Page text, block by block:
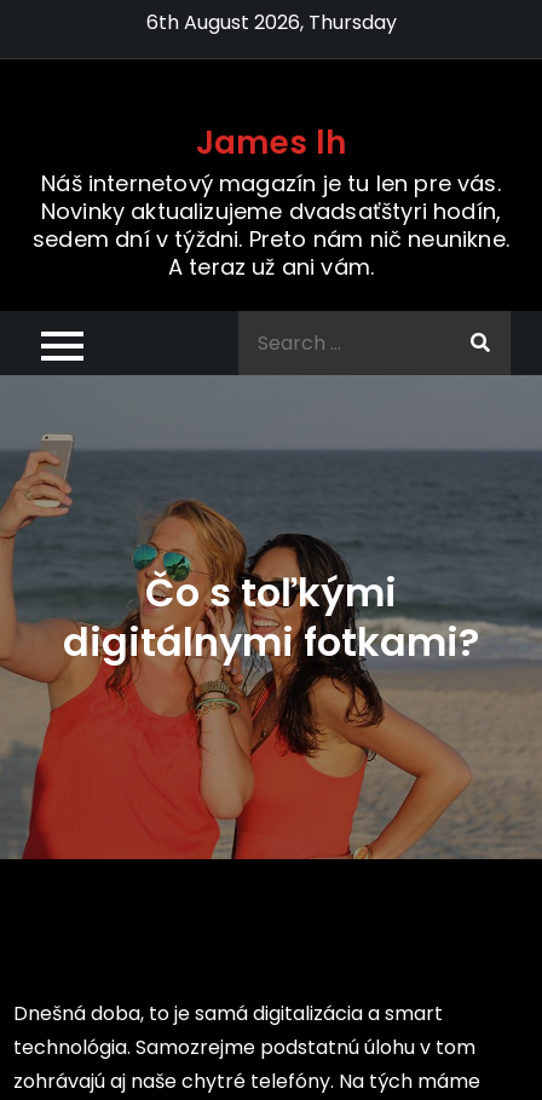
6th August 2026, Thursday
James lh
Náš internetový magazín je tu len pre vás.
Novinky aktualizujeme dvadsaťštyri hodín,
sedem dní v týždni. Preto nám nič neunikne.
A teraz už ani vám.
Čo s toľkými
digitálnymi fotkami?
Dnešná doba, to je samá digitalizácia a smart
technológia. Samozrejme podstatnú úlohu v tom
zohrávajú aj naše chytré telefóny. Na tých máme